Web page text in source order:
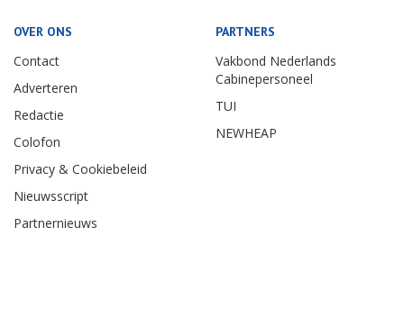
OVER ONS
Contact
Adverteren
Redactie
Colofon
Privacy & Cookiebeleid
Nieuwsscript
Partnernieuws
PARTNERS
Vakbond Nederlands
Cabinepersoneel
TUI
NEWHEAP